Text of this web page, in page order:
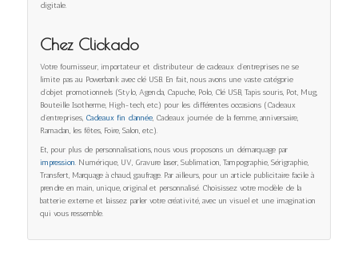
digitale.
Chez Clickado
Votre fournisseur, importateur et distributeur de cadeaux d’entreprises ne se
limite pas au Powerbank avec clé USB. En fait, nous avons une vaste catégorie
d’objet promotionnels (Stylo, Agenda, Capuche, Polo, Clé USB, Tapis souris, Pot, Mug,
Bouteille Isotherme, High-tech, etc.) pour les différentes occasions (Cadeaux
d’entreprises, Cadeaux fin d’année, Cadeaux journée de la femme, anniversaire,
Ramadan, les fêtes, Foire, Salon, etc.).
Et, pour plus de personnalisations, nous vous proposons un démarquage par
impression. Numérique, UV, Gravure laser, Sublimation, Tampographie, Sérigraphie,
Transfert, Marquage à chaud, gaufrage. Par ailleurs, pour un article publicitaire facile à
prendre en main, unique, original et personnalisé. Choisissez votre modèle de la
batterie externe et laissez parler votre créativité, avec un visuel et une imagination
qui vous ressemble.